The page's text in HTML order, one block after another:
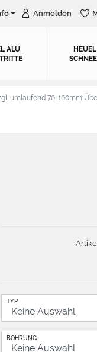
Anmelden
ALU
umlaufend 70-100mm
TYP
BOHRUNG